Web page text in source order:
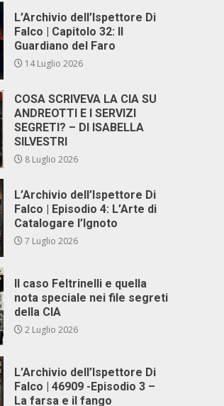
L’Archivio dell’Ispettore Di
Falco | Capitolo 32: Il
Guardiano del Faro
14 Luglio 2026
COSA SCRIVEVA LA CIA SU
ANDREOTTI E I SERVIZI
SEGRETI? – DI ISABELLA
SILVESTRI
8 Luglio 2026
L’Archivio dell’Ispettore Di
Falco | Episodio 4: L’Arte di
Catalogare l’Ignoto
7 Luglio 2026
Il caso Feltrinelli e quella
nota speciale nei file segreti
della CIA
2 Luglio 2026
L’Archivio dell’Ispettore Di
Falco | 46909 -Episodio 3 –
La farsa e il fango